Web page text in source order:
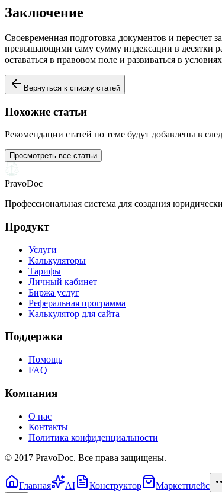
Заключение
Своевременная подготовка документов и пересчет
превышающими саму сумму индексации в десятки
оставаться в правовом поле и развиваться в
Вернуться к списку статей
Похожие статьи
Рекомендации статей по теме будут добавлены в
Просмотреть все статьи
PravoDoc
Профессиональная система для создания
Продукт
Услуги
Калькуляторы
Тарифы
Личный кабинет
Биржа услуг
Реферальная программа
Калькулятор для сайта
Поддержка
Помощь
FAQ
Компания
О нас
Контакты
Политика конфиденциальности
© 2017 PravoDoc. Все права защищены.
Главная AI Конструктор Маркетплейс